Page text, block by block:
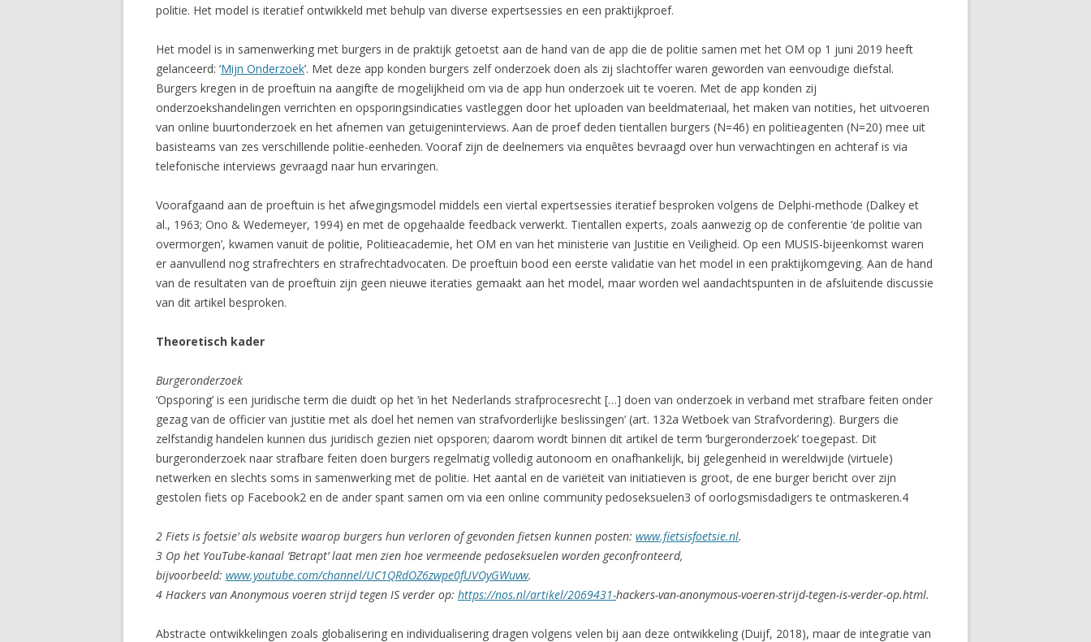
politie. Het model is iteratief ontwikkeld met behulp van diverse expertsessies en een praktijkproef.
Het model is in samenwerking met burgers in de praktijk getoetst aan de hand van de app die de politie samen met het OM op 1 juni 2019 heeft
gelanceerd: ‘Mijn Onderzoek’. Met deze app konden burgers zelf onderzoek doen als zij slachtoffer waren geworden van eenvoudige diefstal.
Burgers kregen in de proeftuin na aangifte de mogelijkheid om via de app hun onderzoek uit te voeren. Met de app konden zij
onderzoekshandelingen verrichten en opsporingsindicaties vastleggen door het uploaden van beeldmateriaal, het maken van notities, het uitvoeren
van online buurtonderzoek en het afnemen van getuigeninterviews. Aan de proef deden tientallen burgers (N=46) en politieagenten (N=20) mee uit
basisteams van zes verschillende politie-eenheden. Vooraf zijn de deelnemers via enquêtes bevraagd over hun verwachtingen en achteraf is via
telefonische interviews gevraagd naar hun ervaringen.
Voorafgaand aan de proeftuin is het afwegingsmodel middels een viertal expertsessies iteratief besproken volgens de Delphi-methode (Dalkey et
al., 1963; Ono & Wedemeyer, 1994) en met de opgehaalde feedback verwerkt. Tientallen experts, zoals aanwezig op de conferentie ‘de politie van
overmorgen’, kwamen vanuit de politie, Politieacademie, het OM en van het ministerie van Justitie en Veiligheid. Op een MUSIS-bijeenkomst waren
er aanvullend nog strafrechters en strafrechtadvocaten. De proeftuin bood een eerste validatie van het model in een praktijkomgeving. Aan de hand
van de resultaten van de proeftuin zijn geen nieuwe iteraties gemaakt aan het model, maar worden wel aandachtspunten in de afsluitende discussie
van dit artikel besproken.
Theoretisch kader
Burgeronderzoek
‘Opsporing’ is een juridische term die duidt op het ‘in het Nederlands strafprocesrecht […] doen van onderzoek in verband met strafbare feiten onder
gezag van de officier van justitie met als doel het nemen van strafvorderlijke beslissingen’ (art. 132a Wetboek van Strafvordering). Burgers die
zelfstandig handelen kunnen dus juridisch gezien niet opsporen; daarom wordt binnen dit artikel de term ‘burgeronderzoek’ toegepast. Dit
burgeronderzoek naar strafbare feiten doen burgers regelmatig volledig autonoom en onafhankelijk, bij gelegenheid in wereldwijde (virtuele)
netwerken en slechts soms in samenwerking met de politie. Het aantal en de variëteit van initiatieven is groot, de ene burger bericht over zijn
gestolen fiets op Facebook2 en de ander spant samen om via een online community pedoseksuelen3 of oorlogsmisdadigers te ontmaskeren.4
2 Fiets is foetsie’ als website waarop burgers hun verloren of gevonden fietsen kunnen posten: www.fietsisfoetsie.nl.
3 Op het YouTube-kanaal ‘Betrapt’ laat men zien hoe vermeende pedoseksuelen worden geconfronteerd,
bijvoorbeeld: www.youtube.com/channel/UC1QRdOZ6zwpe0fUVOyGWuvw.
4 Hackers van Anonymous voeren strijd tegen IS verder op: https://nos.nl/artikel/2069431-hackers-van-anonymous-voeren-strijd-tegen-is-verder-op.html.
Abstracte ontwikkelingen zoals globalisering en individualisering dragen volgens velen bij aan deze ontwikkeling (Duijf, 2018), maar de integratie van